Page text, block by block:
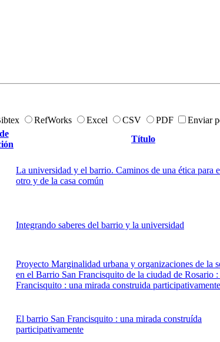
RefWorks Excel CSV PDF
Enviar
Título
La universidad y el barrio. Caminos de una ética para
otro y de la casa común
Integrando saberes del barrio y la universidad
Proyecto Marginalidad urbana y organizaciones de la
en el Barrio San Francisquito de la ciudad de Rosario
Francisquito : una mirada construida participativamente
El barrio San Francisquito : una mirada construída
participativamente